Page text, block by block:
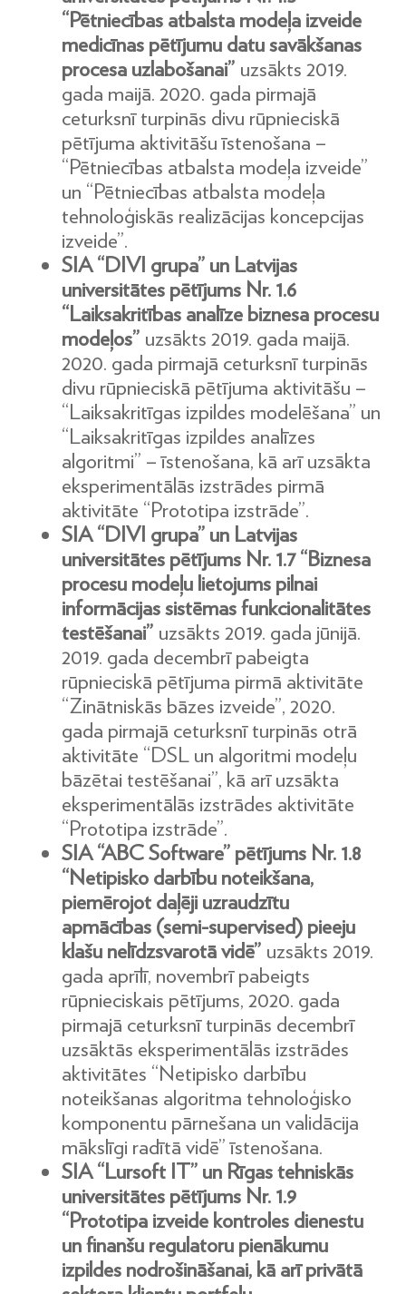
“Pētniecības atbalsta modeļa izveide
medicīnas pētījumu datu savākšanas
procesa uzlabošanai” uzsākts 2019.
gada maijā. 2020. gada pirmajā
ceturksnī turpinās divu rūpnieciskā
pētījuma aktivitāšu īstenošana –
“Pētniecības atbalsta modeļa izveide”
un “Pētniecības atbalsta modeļa
tehnoloģiskās realizācijas koncepcijas
izveide”.
SIA “DIVI grupa” un Latvijas
universitātes pētījums Nr. 1.6
“Laiksakritības analīze biznesa procesu
modeļos” uzsākts 2019. gada maijā.
2020. gada pirmajā ceturksnī turpinās
divu rūpnieciskā pētījuma aktivitāšu –
“Laiksakritīgas izpildes modelēšana” un
“Laiksakritīgas izpildes analīzes
algoritmi” – īstenošana, kā arī uzsākta
eksperimentālās izstrādes pirmā
aktivitāte “Prototipa izstrāde”.
SIA “DIVI grupa” un Latvijas
universitātes pētījums Nr. 1.7 “Biznesa
procesu modeļu lietojums pilnai
informācijas sistēmas funkcionalitātes
testēšanai” uzsākts 2019. gada jūnijā.
2019. gada decembrī pabeigta
rūpnieciskā pētījuma pirmā aktivitāte
“Zinātniskās bāzes izveide”, 2020.
gada pirmajā ceturksnī turpinās otrā
aktivitāte “DSL un algoritmi modeļu
bāzētai testēšanai”, kā arī uzsākta
eksperimentālās izstrādes aktivitāte
“Prototipa izstrāde”.
SIA “ABC Software” pētījums Nr. 1.8
“Netipisko darbību noteikšana,
piemērojot daļēji uzraudzītu
apmācības (semi-supervised) pieeju
klašu nelīdzsvarotā vidē” uzsākts 2019.
gada aprīlī, novembrī pabeigts
rūpnieciskais pētījums, 2020. gada
pirmajā ceturksnī turpinās decembrī
uzsāktās eksperimentālās izstrādes
aktivitātes “Netipisko darbību
noteikšanas algoritma tehnoloģisko
komponentu pārnešana un validācija
mākslīgi radītā vidē” īstenošana.
SIA “Lursoft IT” un Rīgas tehniskās
universitātes pētījums Nr. 1.9
“Prototipa izveide kontroles dienestu
un finanšu regulatoru pienākumu
izpildes nodrošināšanai, kā arī privātā